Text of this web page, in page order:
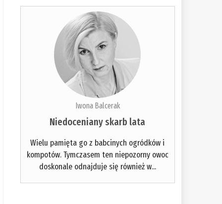
Iwona Balcerak
Niedoceniany skarb lata
Wielu pamięta go z babcinych ogródków i
kompotów. Tymczasem ten niepozorny owoc
doskonale odnajduje się również w...